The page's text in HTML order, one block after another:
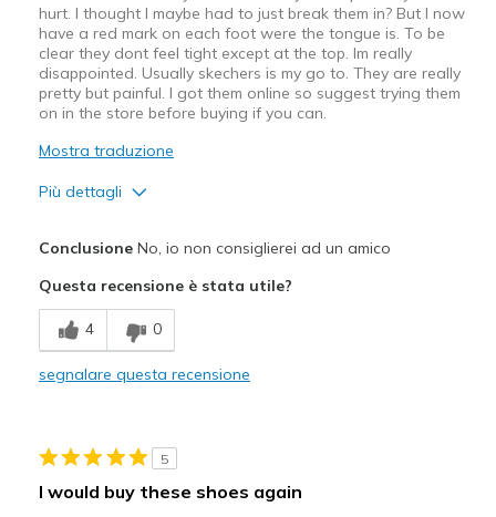
Sizing
Feels true to size
View On Shoes
Shoes are for Wearing
hurt. I thought I maybe had to just break them in? But I now
have a red mark on each foot were the tongue is. To be
clear they dont feel tight except at the top. Im really
disappointed. Usually skechers is my go to. They are really
pretty but painful. I got them online so suggest trying them
on in the store before buying if you can.
Mostra traduzione
Più dettagli
Breathe Well
Stylish
Feels true to size
ConclusioneNo, io non consiglierei ad un amico
Questa recensione è stata utile?
4 0
segnalare questa recensione
5
I would buy these shoes again